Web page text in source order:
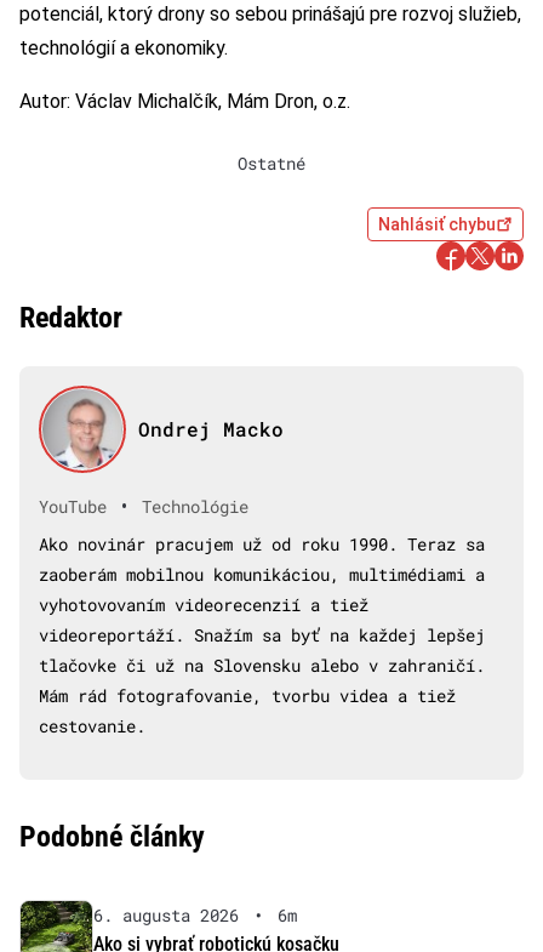
potenciál, ktorý drony so sebou prinášajú pre rozvoj služieb,
technológií a ekonomiky.
Autor: Václav Michalčík, Mám Dron, o.z.
Ostatné
Nahlásiť chybu
Redaktor
Ondrej Macko
YouTube •
Technológie
Ako novinár pracujem už od roku 1990. Teraz sa
zaoberám mobilnou komunikáciou, multimédiami a
vyhotovovaním videorecenzií a tiež
videoreportáží. Snažím sa byť na každej lepšej
tlačovke či už na Slovensku alebo v zahraničí.
Mám rád fotografovanie, tvorbu videa a tiež
cestovanie.
Podobné články
6. augusta 2026 •
6m
Ako si vybrať robotickú kosačku